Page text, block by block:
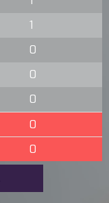
1
0
0
0
0
0